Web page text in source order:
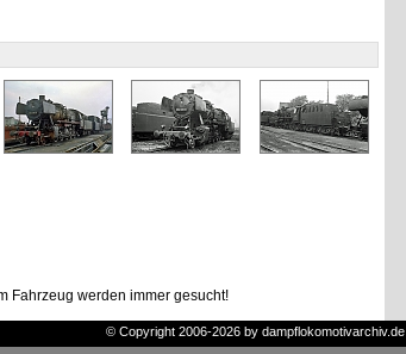
Fahrzeug werden immer gesucht!
© Copyright 2006-2026 by dampflokomotivarchiv.de